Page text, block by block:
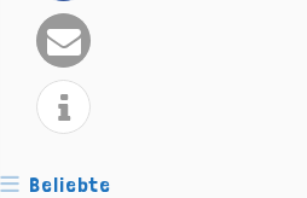
Beliebte